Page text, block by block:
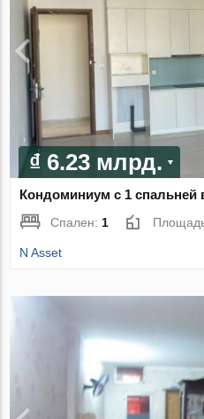
₫ 6.23 млрд.
Кондоминиум с 1 спальней
Спален: 1
N Asset